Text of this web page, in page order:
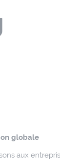
globale
aux